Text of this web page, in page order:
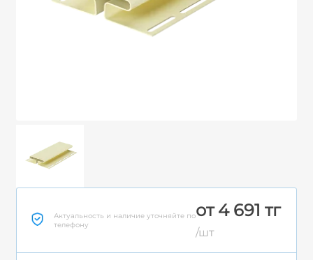
Актуальность и наличие уточняйте по
телефону
от 4 691 тг
/шт